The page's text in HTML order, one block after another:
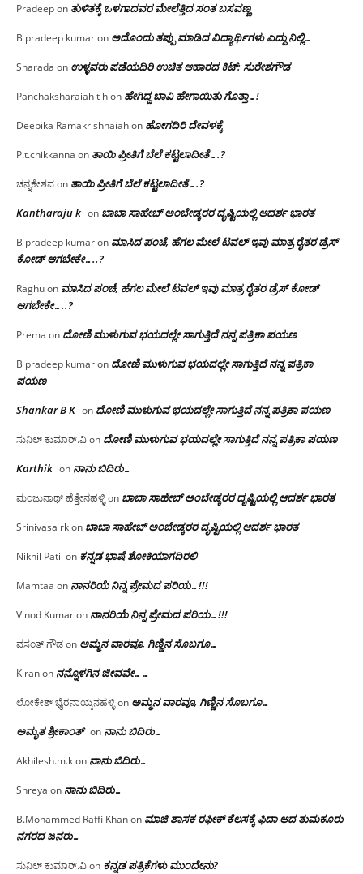
Pradeepon ತುಳಿತಕ್ಕೆ ಒಳಗಾದವರ ಮೇಲೆತ್ತಿದ ಸಂತ ಬಸವಣ್ಣ
B pradeep kumaron ಅದೊಂದು ತಪ್ಪು ಮಾಡಿದ ವಿದ್ಯಾರ್ಥಿಗಳು ಎದ್ದು ನಿಲ್ಲಿ…
Sharada on ಉಳ್ಳವರು ಪಡೆಯದಿರಿ ಉಚಿತ ಆಹಾರದ ಕಿಟ್: ಸುರೇಶಗೌಡ
Panchaksharaiah t hon ಹೇಗಿದ್ದ ಬಾವಿ ಹೇಗಾಯಿತು ಗೊತ್ತಾ…!
Deepika Ramakrishnaiahon ಹೋಗದಿರಿ ದೇವಳಕ್ಕೆ
P.t.chikkanna on ತಾಯಿ ಪ್ರೀತಿಗೆ ಬೆಲೆ ಕಟ್ಟಲಾದೀತೆ….?
ಚನ್ನಕೇಶವon ತಾಯಿ ಪ್ರೀತಿಗೆ ಬೆಲೆ ಕಟ್ಟಲಾದೀತೆ….?
Kantharaju k on ಬಾಬಾ ಸಾಹೇಬ್ ಅಂಬೇಡ್ಕರರ ದೃಷ್ಟಿಯಲ್ಲಿ ಆದರ್ಶ ಭಾರತ
B pradeep kumaron ಮಾಸಿದ ಪಂಚೆ, ಹೆಗಲ ಮೇಲೆ ಟವಲ್‌ ಇವು ಮಾತ್ರ ರೈತರ ಡ್ರೆಸ್‌
ಕೋಡ್ ಆಗಬೇಕೇ…..?‌
Raghuon ಮಾಸಿದ ಪಂಚೆ, ಹೆಗಲ ಮೇಲೆ ಟವಲ್‌ ಇವು ಮಾತ್ರ ರೈತರ ಡ್ರೆಸ್‌ ಕೋಡ್
ಆಗಬೇಕೇ…..?‌
Prema on ದೋಣಿ ಮುಳುಗುವ ಭಯದಲ್ಲೇ ಸಾಗುತ್ತಿದೆ ನನ್ನ ಪತ್ರಿಕಾ ಪಯಣ
B pradeep kumaron ದೋಣಿ ಮುಳುಗುವ ಭಯದಲ್ಲೇ ಸಾಗುತ್ತಿದೆ ನನ್ನ ಪತ್ರಿಕಾ
ಪಯಣ
Shankar B K on ದೋಣಿ ಮುಳುಗುವ ಭಯದಲ್ಲೇ ಸಾಗುತ್ತಿದೆ ನನ್ನ ಪತ್ರಿಕಾ ಪಯಣ
ಸುನಿಲ್ ಕುಮಾರ್.ವಿon ದೋಣಿ ಮುಳುಗುವ ಭಯದಲ್ಲೇ ಸಾಗುತ್ತಿದೆ ನನ್ನ ಪತ್ರಿಕಾ ಪಯಣ
Karthik on ನಾನು ಬಿದಿರು…
ಮಂಜುನಾಥ್ ಹೆತ್ತೇನಹಳ್ಳಿon ಬಾಬಾ ಸಾಹೇಬ್ ಅಂಬೇಡ್ಕರರ ದೃಷ್ಟಿಯಲ್ಲಿ ಆದರ್ಶ ಭಾರತ
Srinivasa rkon ಬಾಬಾ ಸಾಹೇಬ್ ಅಂಬೇಡ್ಕರರ ದೃಷ್ಟಿಯಲ್ಲಿ ಆದರ್ಶ ಭಾರತ
Nikhil Patil on ಕನ್ನಡ ಭಾಷೆ ಶೋಕಿಯಾಗದಿರಲಿ
Mamtaa on ನಾನರಿಯೆ ನಿನ್ನ ಪ್ರೇಮದ ಪರಿಯ…!!!
Vinod Kumaron ನಾನರಿಯೆ ನಿನ್ನ ಪ್ರೇಮದ ಪರಿಯ…!!!
ವಸಂತ್ ಗೌಡon ಅಮ್ಮನ ವಾರವೂ, ಗಿಣ್ಣಿನ ಸೊಬಗೂ…
Kiranon ನನ್ನೊಳಗಿನ ಜೀವವೇ……
ಲೋಕೇಶ್ ಭೈರನಾಯ್ಕನಹಳ್ಳಿon ಅಮ್ಮನ ವಾರವೂ, ಗಿಣ್ಣಿನ ಸೊಬಗೂ…
ಅಮೃತ ಶ್ರೀಕಾಂತ್ on ನಾನು ಬಿದಿರು…
Akhilesh.m.kon ನಾನು ಬಿದಿರು…
Shreya on ನಾನು ಬಿದಿರು…
B.Mohammed Raffi Khanon ಮಾಜಿ ಶಾಸಕ ರಫೀಕ್ ಕೆಲಸಕ್ಕೆ ಫಿದಾ ಆದ ತುಮಕೂರು
ನಗರದ ಜನರು…
ಸುನಿಲ್ ಕುಮಾರ್.ವಿon ಕನ್ನಡ ಪತ್ರಿಕೆಗಳು ಮುಂದೇನು?